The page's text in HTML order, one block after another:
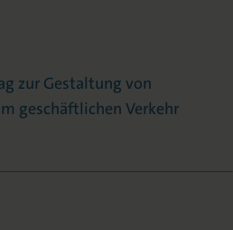
zur Gestaltung von
geschäftlichen Verkehr